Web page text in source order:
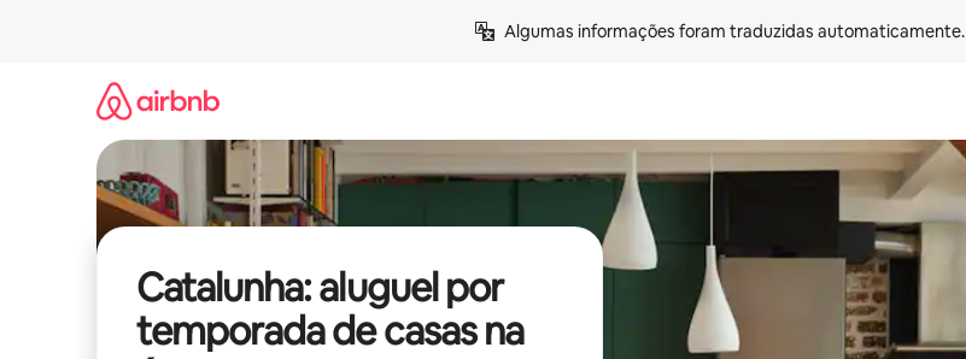
Algumas informações foram traduzidas automaticamente.
Catalunha: aluguel por
temporada de casas na